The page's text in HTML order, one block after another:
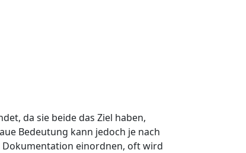
da sie beide das Ziel haben,
Bedeutung kann jedoch je nach
Dokumentation einordnen, oft wird